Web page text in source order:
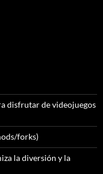
disfrutar de videojuegos
forks)
la diversión y la